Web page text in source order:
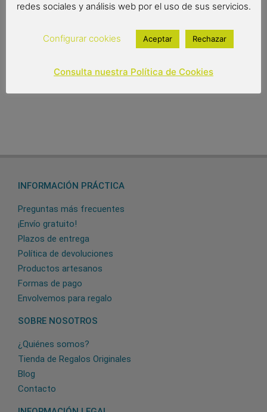
(IVA incluido)
Out of stock
INFORMACIÓN PRÁCTICA
Preguntas más frecuentes
¡Envío gratuito!
Plazos de entrega
Política de devoluciones
Productos artesanos
Formas de pago
Envolvemos para regalo
SOBRE NOSOTROS
¿Quiénes somos?
Tienda de Regalos Originales
Blog
Contacto
redes sociales y análisis web por el uso de sus servicios.
Configurar cookies Aceptar Rechazar
Consulta nuestra Política de Cookies